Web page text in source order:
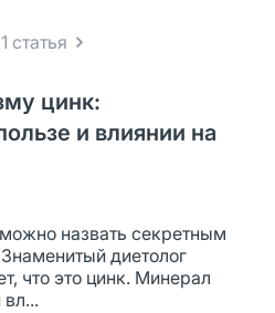
статья
цинк:
и влиянии на
назвать секретным
диетолог
что это цинк. Минерал